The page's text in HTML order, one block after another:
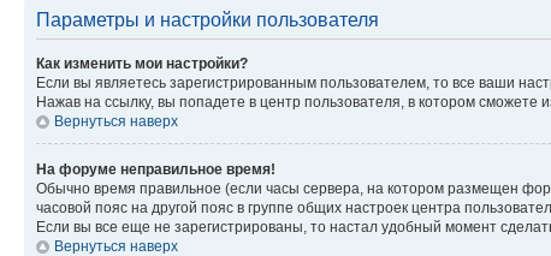
Параметры и настройки пользователя
Как изменить мои настройки?
Если вы являетесь зарегистрированным пользователем, то все ваши
Нажав на ссылку, вы попадете в центр пользователя, в котором сможете
Вернуться наверх
На форуме неправильное время!
Обычно время правильное (если часы сервера, на котором размещен
часовой пояс на другой пояс в группе общих настроек центра
Если вы все еще не зарегистрированы, то настал удобный момент
Вернуться наверх